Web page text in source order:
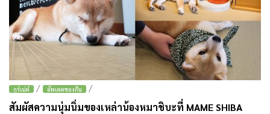
กูร์เม่ต์ / อัพเดตของกิน /
สัมผัสความนุ่มนิ่มของเหล่าน้องหมาชิบะที่ MAME SHIBA